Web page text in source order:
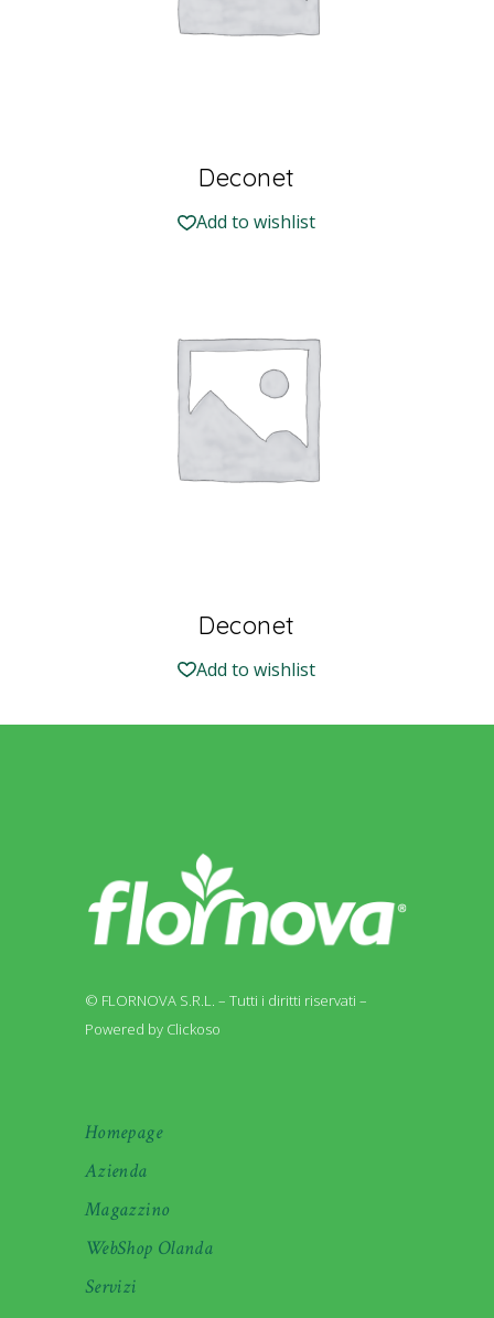
Deconet
Add to wishlist
Deconet
Add to wishlist
© FLORNOVA S.R.L. – Tutti i diritti riservati –
Powered by Clickoso
Homepage
Azienda
Magazzino
WebShop Olanda
Servizi